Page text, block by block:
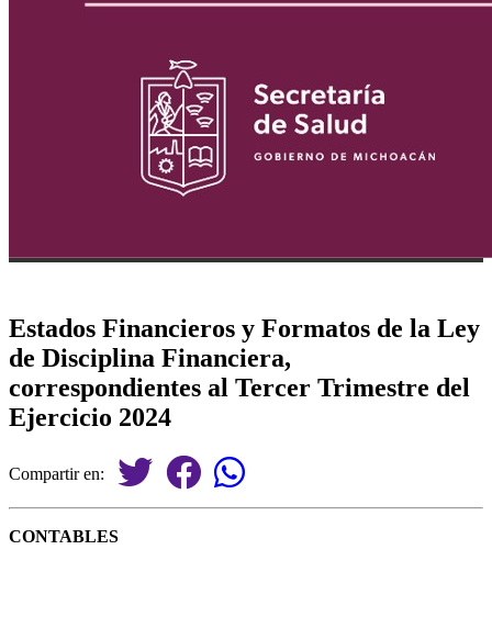
Estados Financieros y Formatos de la Ley
de Disciplina Financiera,
correspondientes al Tercer Trimestre del
Ejercicio 2024
Compartir en:
CONTABLES